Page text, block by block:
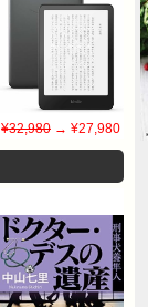
¥32,980→ ¥27,980